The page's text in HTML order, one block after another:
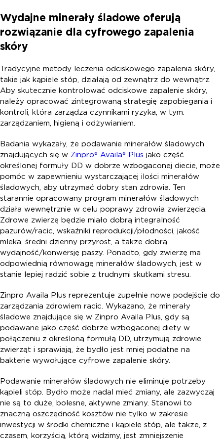
Wydajne minerały śladowe oferują
rozwiązanie dla cyfrowego zapalenia
skóry
Tradycyjne metody leczenia odciskowego zapalenia skóry,
takie jak kąpiele stóp, działają od zewnątrz do wewnątrz.
Aby skutecznie kontrolować odciskowe zapalenie skóry,
należy opracować zintegrowaną strategię zapobiegania i
kontroli, która zarządza czynnikami ryzyka, w tym:
zarządzaniem, higieną i odżywianiem.
Badania wykazały, że podawanie minerałów śladowych
znajdujących się w Zinpro® Availa® Plus jako część
określonej formuły DD w dobrze wzbogaconej diecie, może
pomóc w zapewnieniu wystarczającej ilości minerałów
śladowych, aby utrzymać dobry stan zdrowia. Ten
starannie opracowany program minerałów śladowych
działa wewnętrznie w celu poprawy zdrowia zwierzęcia.
Zdrowe zwierzę będzie miało dobrą integralność
pazurów/racic, wskaźniki reprodukcji/płodności, jakość
mleka, średni dzienny przyrost, a także dobrą
wydajność/konwersję paszy. Ponadto, gdy zwierzę ma
odpowiednią równowagę minerałów śladowych, jest w
stanie lepiej radzić sobie z trudnymi skutkami stresu.
Zinpro Availa Plus reprezentuje zupełnie nowe podejście do
zarządzania zdrowiem racic. Wykazano, że minerały
śladowe znajdujące się w Zinpro Availa Plus, gdy są
podawane jako część dobrze wzbogaconej diety w
połączeniu z określoną formułą DD, utrzymują zdrowie
zwierząt i sprawiają, że bydło jest mniej podatne na
bakterie wywołujące cyfrowe zapalenie skóry.
Podawanie minerałów śladowych nie eliminuje potrzeby
kąpieli stóp. Bydło może nadal mieć zmiany, ale zazwyczaj
nie są to duże, bolesne, aktywne zmiany. Stanowi to
znaczną oszczędność kosztów nie tylko w zakresie
inwestycji w środki chemiczne i kąpiele stóp, ale także, z
czasem, korzyścią, którą widzimy, jest zmniejszenie